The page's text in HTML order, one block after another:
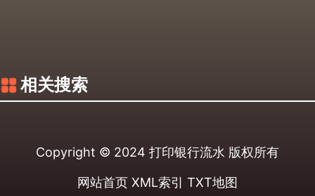
相关搜索
Copyright © 2024 打印银行流水 版权所有
网站首页 XML索引 TXT地图